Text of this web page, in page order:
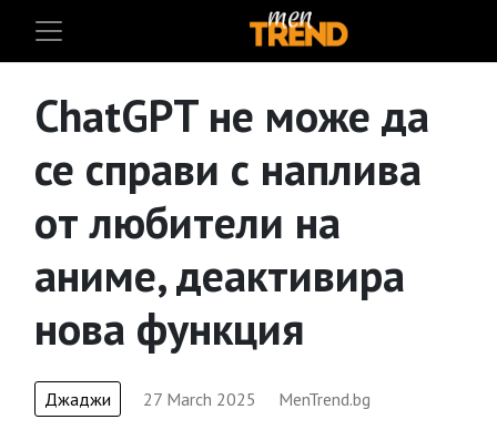
ChatGPT не може да
се справи с наплива
от любители на
аниме, деактивира
нова функция
Джаджи 27 March 2025 MenTrend.bg